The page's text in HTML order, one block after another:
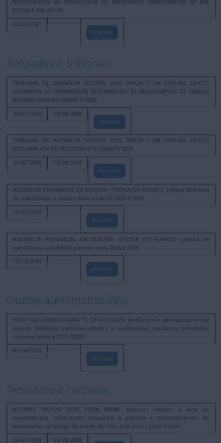
NOTIFICACION DE RESOLUCION DE EXPEDIENTE SANCIONADOR Nº MA-
20/200 E MA-20/195
25/02/2021
Amosar
Xulgados e tribunais
TRIBUNAL DE INSTANCIA SECCIÓN CIVIL PRAZA 7 DA CORUÑA. EDICTO
DILIXENCIA DE ORDENACIÓN DECLARACIÓN DE FALECEMENTO DE CARLOS
ALVAREZ NAVEIRO 0000577/2025
23/07/2026
13/08/2026
Amosar
TRIBUNAL DE INSTANCIA SECCIÓN CIVIL PRAZA 7 DA CORUÑA. EDICTO
DECLARACIÓN DE FALECEMENTO 0000577/2025
21/07/2026
10/08/2026
Amosar
AUDIENCIA PROVINCIAL DA CORUÑA. OFICINA DO XURADO. Listaxe definitiva
de candidatos a xurado para os anos 2025 e 2026
10/01/2025
Amosar
AUDIENCIA PROVINCIAL DA CORUÑA. OFICINA DO XURADO Listado de
candidatos a XURADO para os anos 2025 y 2026.
10/10/2024
Amosar
Outras administracións
HOSPITAL UNIVERSITARIO 12 DE OUTUBRO. Notificación da liquidación de
prezos públicos correspondentes a asistencias sanitarias prestadas,
número factura 2311102291
01/04/2025
Amosar
Rexistros e notarías
NOTARIO VICTOR JOSE PEON RAMA. Anuncio relativo á acta de
presentación, adveración elevación a público e protocolización de
testamento en perigo de morte de Don José-Luís López Currás.
24/07/2026
24/08/2026